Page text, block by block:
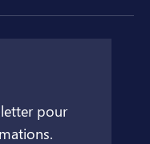
pour